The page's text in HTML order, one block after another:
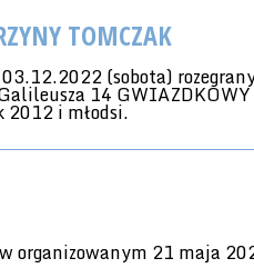
TOMCZAK
(sobota)
14
2012 i młodsi.
organizowanym 21 maja